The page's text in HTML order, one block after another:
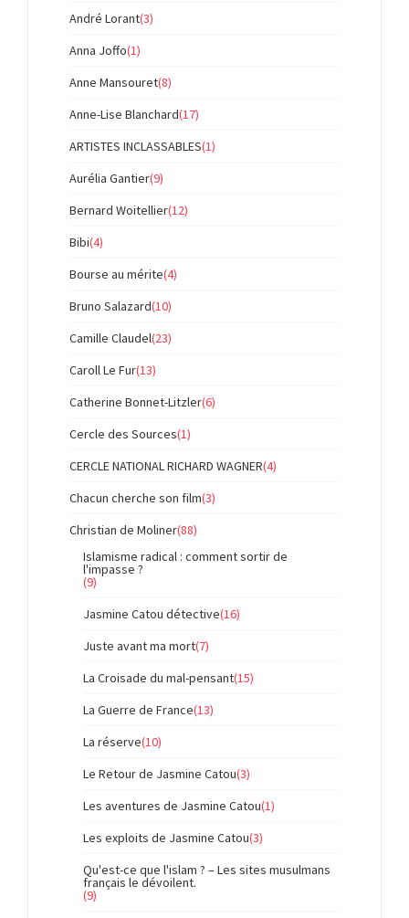
André Lorant(3)
Anna Joffo(1)
Anne Mansouret(8)
Anne-Lise Blanchard(17)
ARTISTES INCLASSABLES(1)
Aurélia Gantier(9)
Bernard Woitellier(12)
Bibi(4)
Bourse au mérite(4)
Bruno Salazard(10)
Camille Claudel(23)
Caroll Le Fur(13)
Catherine Bonnet-Litzler(6)
Cercle des Sources(1)
CERCLE NATIONAL RICHARD WAGNER(4)
Chacun cherche son film(3)
Christian de Moliner(88)
Islamisme radical : comment sortir de
l'impasse ?
(9)
Jasmine Catou détective(16)
Juste avant ma mort(7)
La Croisade du mal-pensant(15)
La Guerre de France(13)
La réserve(10)
Le Retour de Jasmine Catou(3)
Les aventures de Jasmine Catou(1)
Les exploits de Jasmine Catou(3)
Qu'est-ce que l'islam ? – Les sites musulmans
français le dévoilent.
(9)